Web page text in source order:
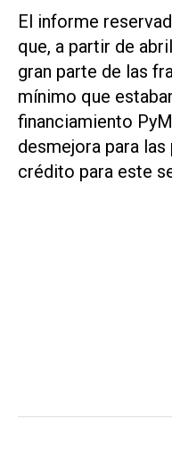
El informe
que, a partir de
gran parte de las
mínimo que
financiamiento
desmejora para
crédito para este